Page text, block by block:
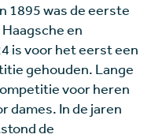
1895 was de eerste
en
is voor het eerst een
gehouden. Lange
voor heren
dames. In de jaren
de